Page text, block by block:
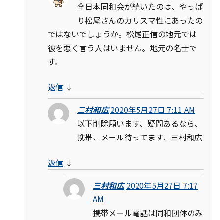
全日本同和会が続いたのは、やっぱ
り松尾さんのカリスマ性にあったの
ではないでしょうか。松尾正信の地元では
彼を悪く言う人はいません。地元の名士で
す。
返信 ↓
三村和広 2020年5月27日 7:11 AM
以下削除願います、疑問あるなら、
携帯、メール待ってます、三村和広
返信 ↓
三村和広 2020年5月27日 7:17
AM
携帯メール電話は同和団体のみ